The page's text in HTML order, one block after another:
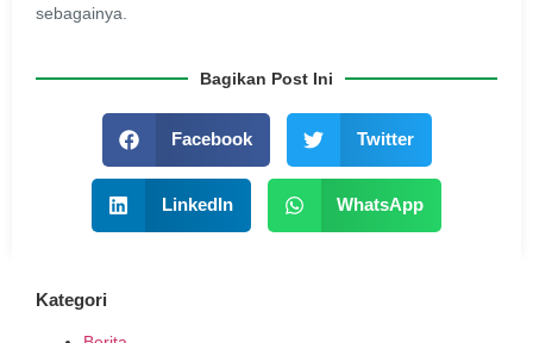
sebagainya.
Bagikan Post Ini
Facebook Twitter
LinkedIn WhatsApp
Kategori